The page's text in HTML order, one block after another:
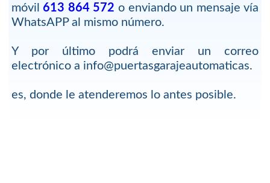
móvil613 864 572 o enviando un mensaje vía
WhatsAPP al mismo número.
Y por último podrá enviar un correo
electrónico a info@puertasgarajeautomaticas.
es, donde le atenderemos lo antes posible.